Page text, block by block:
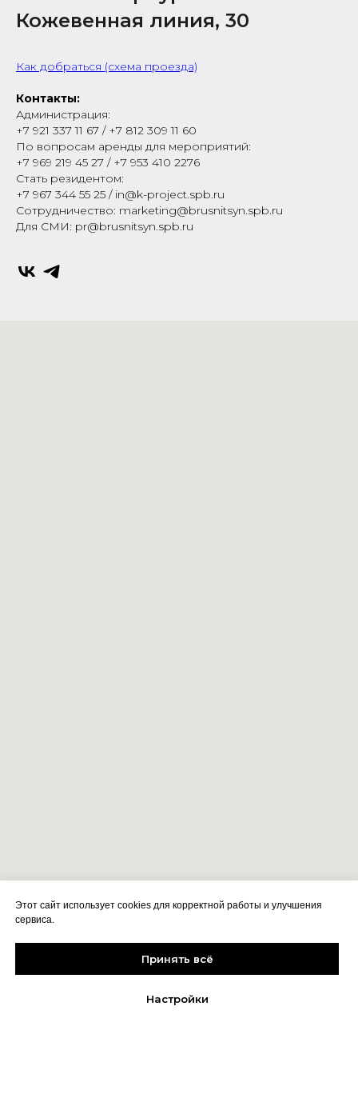
Кожевенная линия, 30
Как добраться (схема проезда)
Контакты:
Администрация:
+7 921 337 11 67 / +7 812 309 11 60
По вопросам аренды для мероприятий:
+7 969 219 45 27 / +7 953 410 2276
Стать резидентом:
+7 967 344 55 25 / in@k-project.spb.ru
Сотрудничество: marketing@brusnitsyn.spb.ru
Для СМИ: pr@brusnitsyn.spb.ru
Этот сайт использует cookies для корректной работы и улучшения
сервиса.
Принять всё
Настройки